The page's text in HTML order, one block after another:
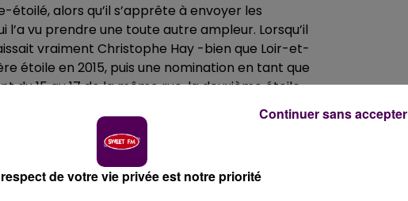
alors qu’il s’apprête à envoyer les
l’a vu prendre une toute autre ampleur. Lorsqu’il
vraiment Christophe Hay -bien que Loir-et-
étoile en 2015, puis une nomination en tant que
du 15 au 17 de la même rue, la deuxième étoile
Cette fois, Christophe déménage son
travaux sur le quai Villebois-Mareuil à Blois.
de votre vie privée est notre priorité
Continuer sans accepter